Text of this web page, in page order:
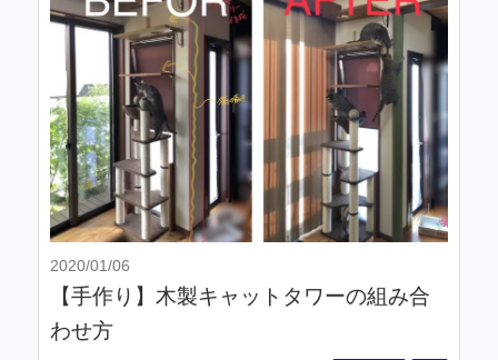
2020/01/06
【手作り】木製キャットタワーの組み合
わせ方